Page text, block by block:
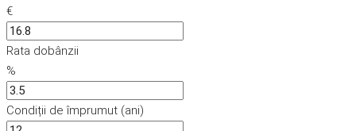
€
Rata dobânzii
%
Condiții de împrumut (ani)